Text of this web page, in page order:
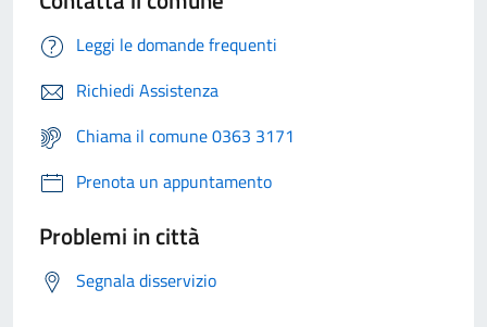
Leggi le domande frequenti
Richiedi Assistenza
Chiama il comune 0363 3171
Prenota un appuntamento
Problemi in città
Segnala disservizio